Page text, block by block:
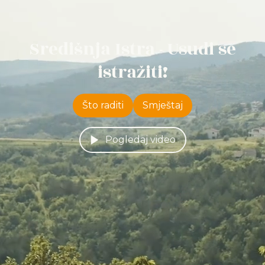
Središnja Istra - Usudi se
istražiti!
Što raditi Smještaj
Pogledaj video